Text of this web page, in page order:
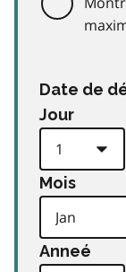
Date de
Jour
Mois
Anneé